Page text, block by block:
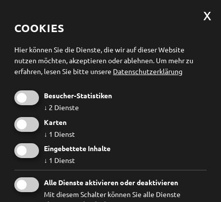
Cookieeinstellungen ändern
Newsletter Anmeldung
erkenne diese ausdrücklich an.
COOKIES
Hier können Sie die Dienste, die wir auf dieser Website
nutzen möchten, akzeptieren oder ablehnen. Um mehr zu
erfahren, lesen Sie bitte unsere Datenschutzerklärung
Besucher-Statistiken
↓ 2 Dienste
Karten
↓ 1 Dienst
Eingebettete Inhalte
↓ 1 Dienst
Alle Dienste aktivieren oder deaktivieren
Mit diesem Schalter können Sie alle Dienste